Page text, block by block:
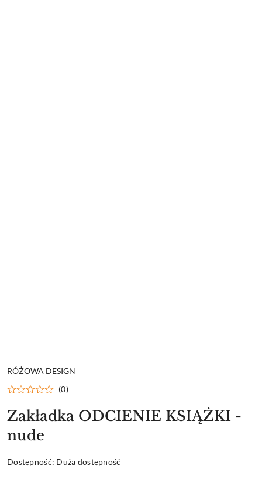
NAZWA
PRODUCENTA:
RÓŻOWA DESIGN
(0)
Zakładka ODCIENIE KSIĄŻKI -
nude
Dostępność: Duża dostępność